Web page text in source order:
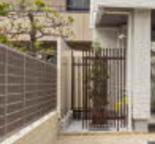
シャーメゾンとは
動画ギャラリー